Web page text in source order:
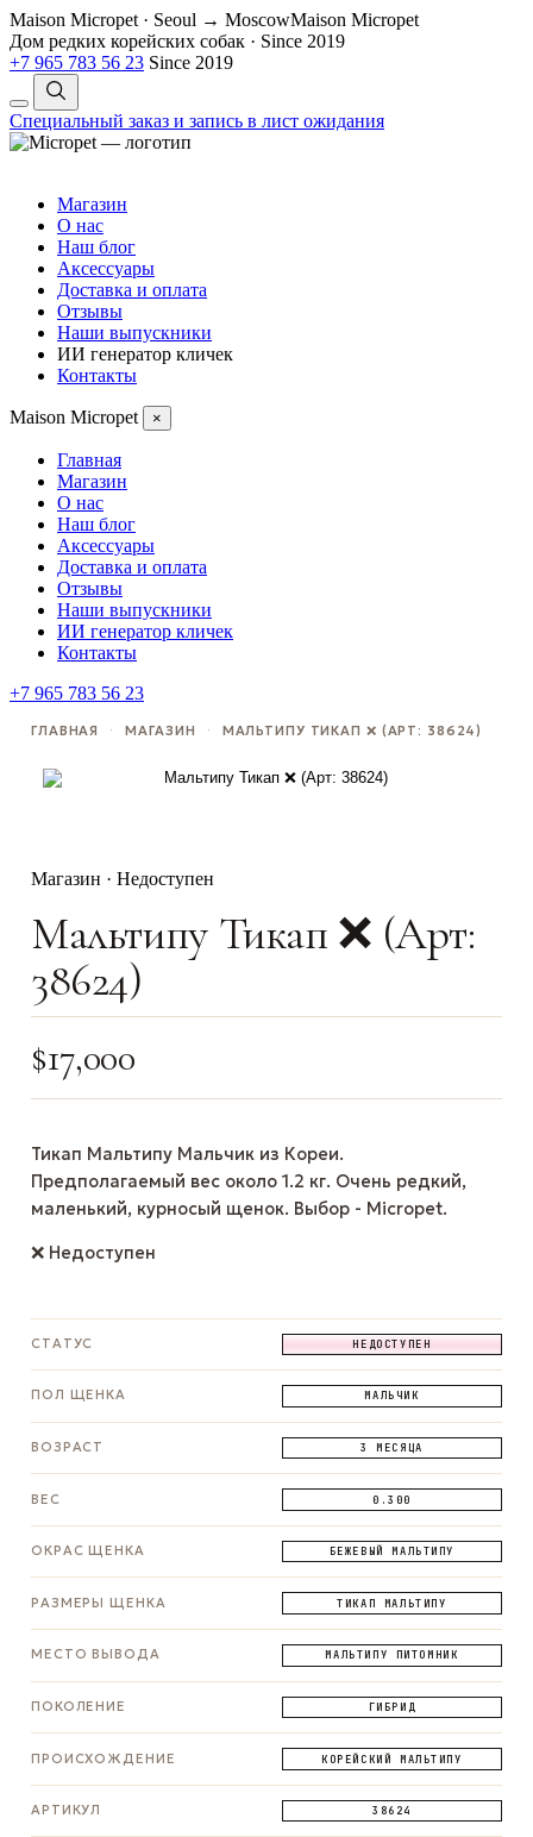
Maison Micropet · Seoul → MoscowMaison Micropet
Дом редких корейских собак · Since 2019
+7 965 783 56 23 Since 2019
Специальный заказ и запись в лист ожидания
Магазин
О нас
Наш блог
Аксессуары
Доставка и оплата
Отзывы
Наши выпускники
ИИ генератор кличек
Контакты
Maison Micropet ×
Главная
Магазин
О нас
Наш блог
Аксессуары
Доставка и оплата
Отзывы
Наши выпускники
ИИ генератор кличек
Контакты
+7 965 783 56 23
ГЛАВНАЯ · МАГАЗИН · МАЛЬТИПУ ТИКАП ❌ (АРТ: 38624)
Магазин · Недоступен
Мальтипу Тикап ❌ (Арт:
38624)
$17,000
Тикап Мальтипу Мальчик из Кореи.
Предполагаемый вес около 1.2 кг. Очень редкий,
маленький, курносый щенок. Выбор - Micropet.
❌ Недоступен
СТАТУС НЕДОСТУПЕН
ПОЛ ЩЕНКА МАЛЬЧИК
ВОЗРАСТ 3 МЕСЯЦА
ВЕС 0.300
ОКРАС ЩЕНКА БЕЖЕВЫЙ МАЛЬТИПУ
РАЗМЕРЫ ЩЕНКА ТИКАП МАЛЬТИПУ
МЕСТО ВЫВОДА МАЛЬТИПУ ПИТОМНИК
ПОКОЛЕНИЕ ГИБРИД
ПРОИСХОЖДЕНИЕ КОРЕЙСКИЙ МАЛЬТИПУ
АРТИКУЛ 38624